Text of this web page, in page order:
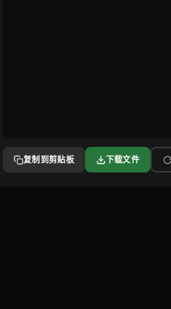
复制到剪贴板 下载文件